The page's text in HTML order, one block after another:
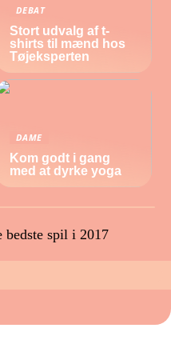
DEBAT
Stort udvalg af t-
shirts til mænd hos
Tøjeksperten
DAME
Kom godt i gang
med at dyrke yoga
bedste spil i 2017